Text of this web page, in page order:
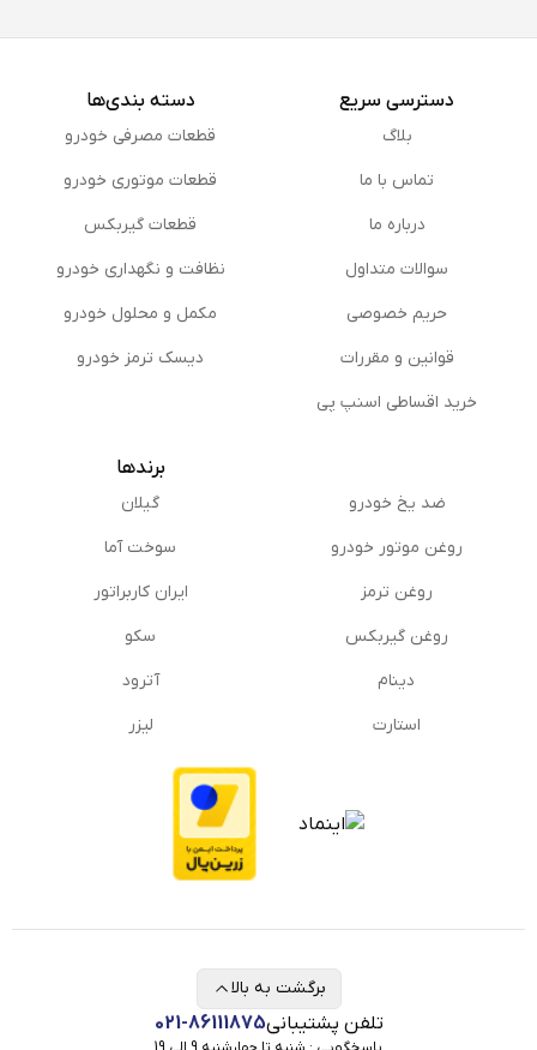
دسترسی سریع
بلاگ
تماس با ما
درباره ما
سوالات متداول
حریم خصوصی
قوانین و مقررات
خرید اقساطی اسنپ پی
دسته بندی‌ها
قطعات مصرفی خودرو
قطعات موتوری خودرو
قطعات گیربکس
نظافت و نگهداری خودرو
مكمل و محلول خودرو
دیسک ترمز خودرو
ضد یخ خودرو
روغن موتور خودرو
روغن ترمز
روغن گیربكس
دینام
استارت
برندها
گیلان
سوخت آما
ایران کاربراتور
سکو
آترود
لیزر
تلفن پشتیبانی021-86111875
برگشت به بالا